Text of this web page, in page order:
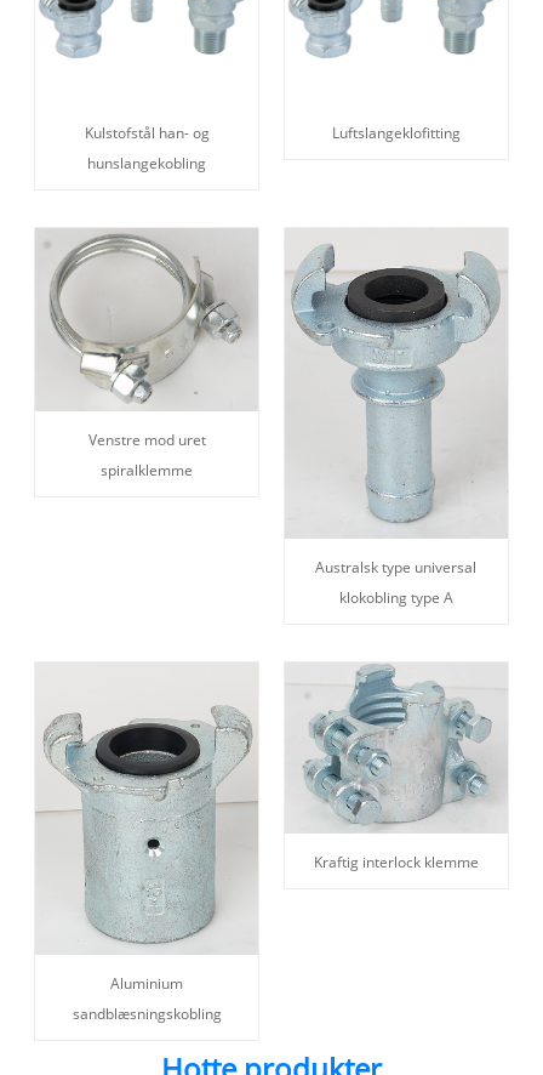
Kulstofstål han- og
hunslangekobling
Luftslangeklofitting
Venstre mod uret
spiralklemme
Australsk type universal
klokobling type A
Aluminium
sandblæsningskobling
Kraftig interlock klemme